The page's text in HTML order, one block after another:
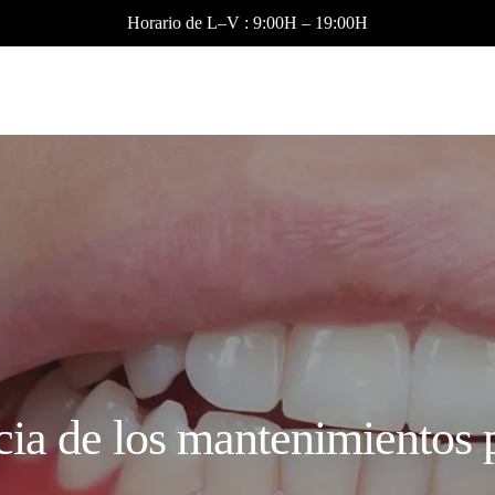
Horario de L–V : 9:00H – 19:00H
de los mantenimientos